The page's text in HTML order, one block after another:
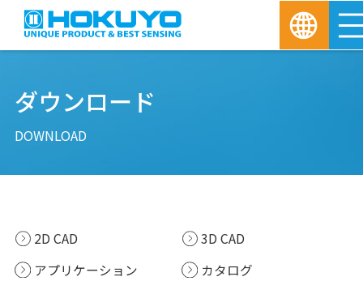
ダウンロード
DOWNLOAD
2D CAD
3D CAD
アプリケーション
カタログ